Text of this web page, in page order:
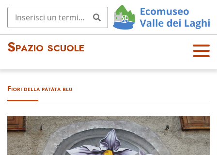
Spazio scuole
OPE
N
Fiori della patata blu